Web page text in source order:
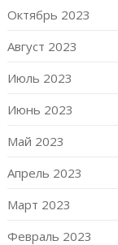
Октябрь 2023
Август 2023
Июль 2023
Июнь 2023
Май 2023
Апрель 2023
Март 2023
Февраль 2023